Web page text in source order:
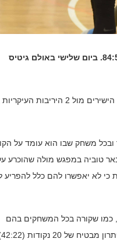
מכבי שדרות יצאה ביום שלישי למשחק חוץ בב"ש נגד א.ס.א המקומית וחזרה עם עוד ניצחון קליל 84:55. ביום שלישי באולם גיטיס
מכבי שדרות ממשיכה לנצח ולשמור על המקום הראשון ונדמה כי המשחקים הללו הם רק הכנה למשחקים הישירים
משחק שבו הוא עומד על
טוביה במפגש מולה שהוכרע
כי לא יאפשרו להם כלל להפריע
המשחק נפתח בצורה נהדרת מבחינת שחקני שדרות שפתחו פער גדול כבר ברבע הראשון אותו ניצחו 22:7, כמו שקורה בכל המשחקים בהם
נקודות (42:22).